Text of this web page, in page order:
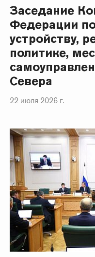
Заседание
Федерации
устройству,
политике,
Севера
22 июля 2026 г.